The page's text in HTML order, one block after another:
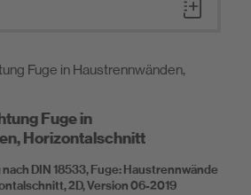
Fuge in
Horizontalschnitt
DIN 18533, Fuge: Haustrennwände
2D, Version 06-2019